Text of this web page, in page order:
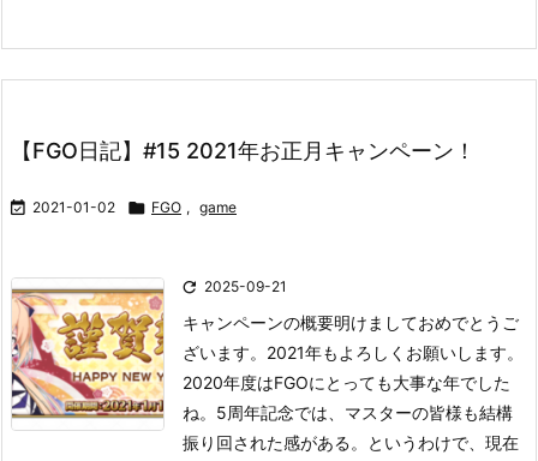
【FGO日記】#15 2021年お正月キャンペーン！
 2021-01-02  FGO , game
 2025-09-21
キャンペーンの概要明けましておめでとうご
ざいます。2021年もよろしくお願いします。
2020年度はFGOにとっても大事な年でした
ね。5周年記念では、マスターの皆様も結構
振り回された感がある。
というわけで、現在